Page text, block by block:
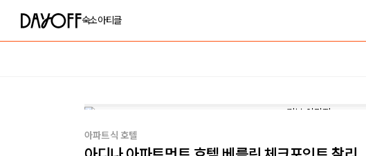
숙소아티클
아파트식 호텔